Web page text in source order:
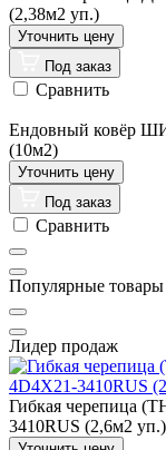
(2,38м2 уп.)
Под заказ
Сравнить
Ендовный ковёр
(10м2)
Под заказ
Сравнить
Популярные товары
Лидер продаж
Гибкая черепица
3410RUS (2,6м2 уп.)